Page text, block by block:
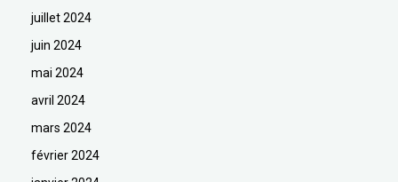
juillet 2024
juin 2024
mai 2024
avril 2024
mars 2024
février 2024